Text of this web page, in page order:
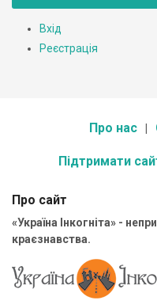
Вхід
Реєстрація
Про нас
Підтримати
Про сайт
«Україна Інкогніта» -
краєзнавства.